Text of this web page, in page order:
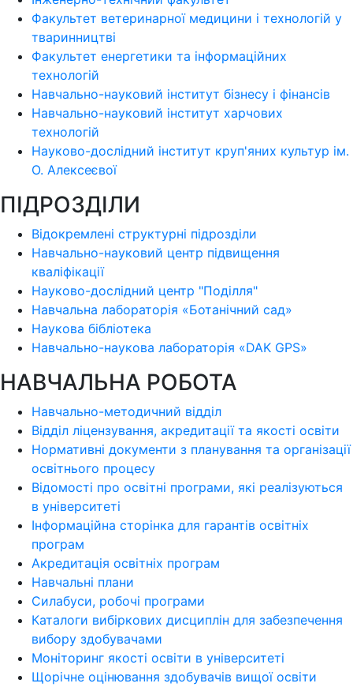
Факультет ветеринарної медицини і технологій у
тваринництві
Факультет енергетики та інформаційних
технологій
Навчально-науковий інститут бізнесу і фінансів
Навчально-науковий інститут харчових
технологій
Науково-дослідний інститут круп'яних культур ім.
О. Алексеєвої
ПІДРОЗДІЛИ
Відокремлені структурні підрозділи
Навчально-науковий центр підвищення
кваліфікації
Науково-дослідний центр "Поділля"
Навчальна лабораторія «Ботанічний сад»
Наукова бібліотека
Навчально-наукова лабораторія «DAK GPS»
НАВЧАЛЬНА РОБОТА
Навчально-методичний відділ
Відділ ліцензування, акредитації та якості освіти
Нормативні документи з планування та організації
освітнього процесу
Відомості про освітні програми, які реалізуються
в університеті
Інформаційна сторінка для гарантів освітніх
програм
Акредитація освітніх програм
Навчальні плани
Силабуси, робочі програми
Каталоги вибіркових дисциплін для забезпечення
вибору здобувачами
Моніторинг якості освіти в університеті
Щорічне оцінювання здобувачів вищої освіти